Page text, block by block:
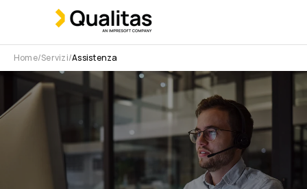
Home Servizi Assistenza